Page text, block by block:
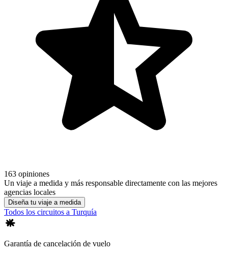
163 opiniones
Un viaje a medida y más responsable directamente con las mejores
agencias locales
Diseña tu viaje a medida
Todos los circuitos a Turquía
Garantía de cancelación de vuelo